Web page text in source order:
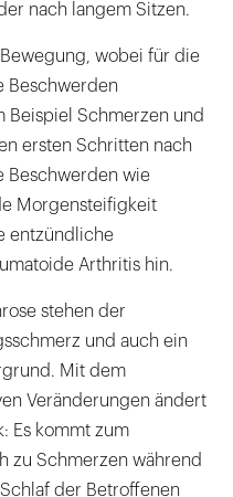
nach langem Sitzen.
wobei für die
Beschwerden
Beispiel Schmerzen und
ersten Schritten nach
Beschwerden wie
Morgensteifigkeit
entzündliche
Arthritis hin.
stehen der
und auch ein
Mit dem
Veränderungen ändert
Es kommt zum
zu Schmerzen während
der Betroffenen